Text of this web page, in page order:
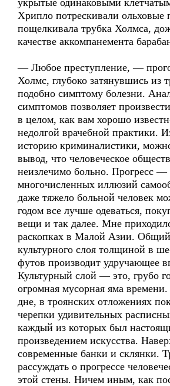
укрытые одинаковыми
Хрипло потрескивали ольховые
пощелкивала трубка Холмса,
качестве аккомпанемента
— Любое преступление, —
Холмс, глубоко затянувшись из
подобно симптому болезни.
симптомов позволяет
в целом, как вам хорошо
недолгой врачебной практики.
историю криминалистики,
вывод, что человеческое
неизлечимо больно. Прогресс —
многочисленных иллюзий
даже тяжело больной человек
годом все лучше одеваться,
вещи и так далее. Мне
раскопках в Малой Азии.
культурного слоя толщиной в
футов производит удручающее
Культурный слой — это, грубо
огромная мусорная яма
дне, в троянских отложениях
черепки удивительных
каждый из которых был
произведением искусства.
современные банки и склянки.
рассуждать о прогрессе
этой стены. Ничем иным, как